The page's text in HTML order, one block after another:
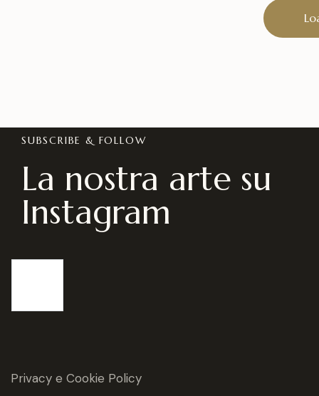
SUBSCRIBE & FOLLOW
La nostra arte su
Instagram
Privacy e Cookie Policy